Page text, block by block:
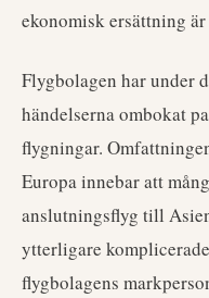
ekonomisk ersättning
Flygbolagen har under
händelserna ombokat
flygningar.
Europa innebar att
anslutningsflyg till
ytterligare
flygbolagens